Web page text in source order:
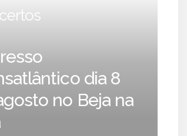
dia 8
no Beja na